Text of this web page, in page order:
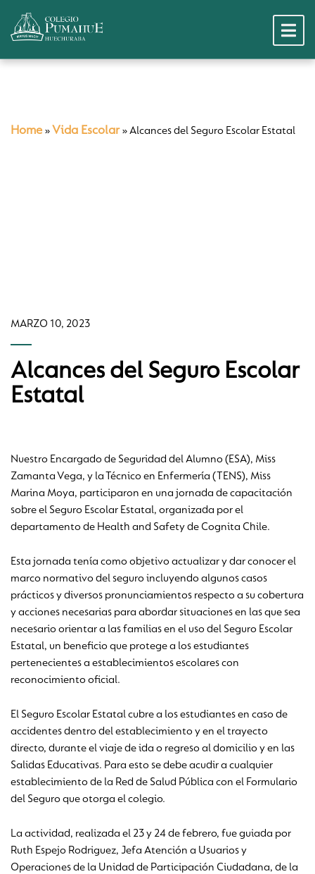
Home » Vida Escolar»Alcances del Seguro Escolar Estatal
MARZO 10, 2023
Alcances del Seguro Escolar
Estatal
Nuestro Encargado de Seguridad del Alumno (ESA), Miss
Zamanta Vega, y la Técnico en Enfermería (TENS), Miss
Marina Moya, participaron en una jornada de capacitación
sobre el Seguro Escolar Estatal, organizada por el
departamento de Health and Safety de Cognita Chile.
Esta jornada tenía como objetivo actualizar y dar conocer el
marco normativo del seguro incluyendo algunos casos
prácticos y diversos pronunciamientos respecto a su cobertura
y acciones necesarias para abordar situaciones en las que sea
necesario orientar a las familias en el uso del Seguro Escolar
Estatal, un beneficio que protege a los estudiantes
pertenecientes a establecimientos escolares con
reconocimiento oficial.
El Seguro Escolar Estatal cubre a los estudiantes en caso de
accidentes dentro del establecimiento y en el trayecto
directo, durante el viaje de ida o regreso al domicilio y en las
Salidas Educativas. Para esto se debe acudir a cualquier
establecimiento de la Red de Salud Pública con el Formulario
del Seguro que otorga el colegio.
La actividad, realizada el 23 y 24 de febrero, fue guiada por
Ruth Espejo Rodriguez, Jefa Atención a Usuarios y
Operaciones de la Unidad de Participación Ciudadana, de la